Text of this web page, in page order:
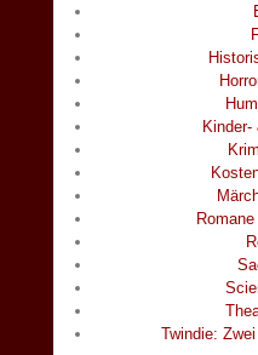
Kinder-
Twindie: